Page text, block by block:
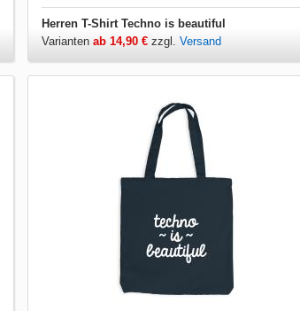
Herren T-Shirt Techno is beautiful
Varianten ab 14,90 €zzgl. Versand